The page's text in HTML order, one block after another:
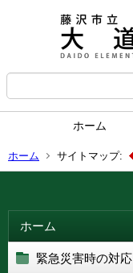
ホーム
ホーム サイトマップ:
ホーム
緊急災害時の対応